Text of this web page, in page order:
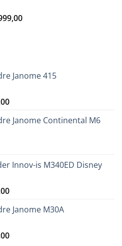
€ 5.579,00.
Le
Janome 415
Le
actuel
Janome Continental M6
Innov-is M340ED Disney
Le
actuel
€ 809,00.
Janome M30A
Le